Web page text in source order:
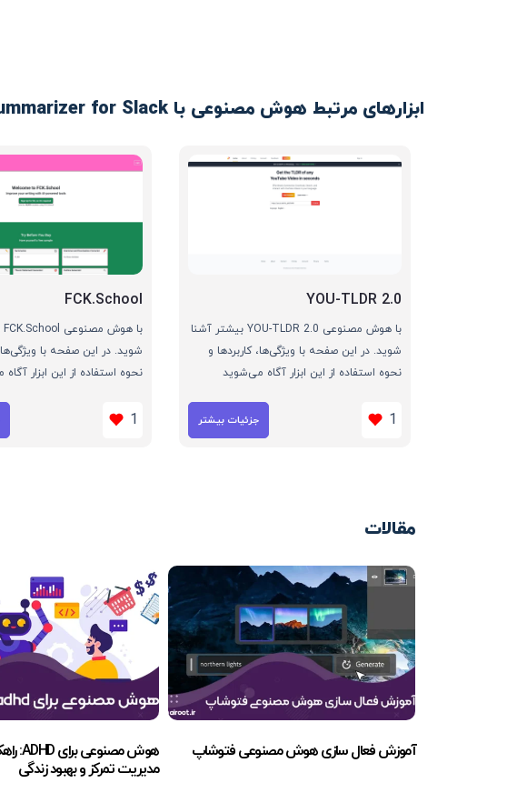
ابزارهای مرتبط هوش مصنوعی با YouTube Summarizer for Slack
YOU-TLDR 2.0
با هوش مصنوعی YOU-TLDR 2.0 بیشتر آشنا
شوید. در این صفحه با ویژگی‌ها، کاربردها و
نحوه استفاده از این ابزار آگاه می‌شوید
1 جزئیات بیشتر
FCK.School
شوید. در این صفحه با
نحوه استفاده از این ابزار
1
مقالات
آموزش فعال سازی هوش مصنوعی فتوشاپ
هوش مصنوعی برای ADHD: راهکاری نوین برای
مدیریت تمرکز و بهبود زندگی